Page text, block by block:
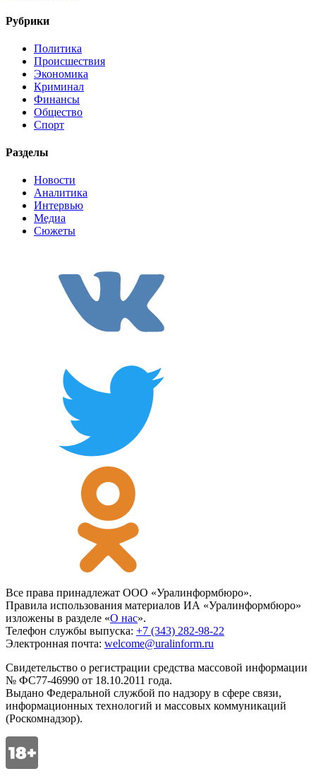
Рубрики
Политика
Происшествия
Экономика
Криминал
Финансы
Общество
Спорт
Разделы
Новости
Аналитика
Интервью
Медиа
Сюжеты
Все права принадлежат ООО «Уралинформбюро».
Правила использования материалов ИА «Уралинформбюро»
изложены в разделе «О нас».
Телефон службы выпуска: +7 (343) 282-98-22
Электронная почта: welcome@uralinform.ru
Свидетельство о регистрации средства массовой информации
№ ФС77-46990 от 18.10.2011 года.
Выдано Федеральной службой по надзору в сфере связи,
информационных технологий и массовых коммуникаций
(Роскомнадзор).